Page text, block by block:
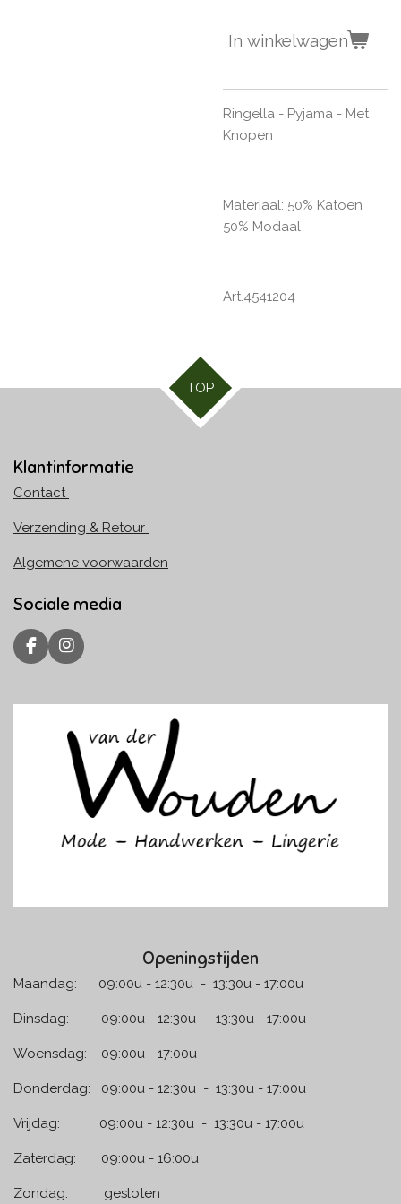
In winkelwagen
Ringella - Pyjama - Met
Knopen
Materiaal: 50% Katoen
50% Modaal
Art.4541204
TOP
Klantinformatie
Contact
Verzending & Retour
Algemene voorwaarden
Sociale media
F
a
e
I
n
t
g
r
a
m
Openingstijden
Maandag: 09:00u - 12:30u - 13:30u - 17:00u
Dinsdag: 09:00u - 12:30u - 13:30u - 17:00u
Woensdag: 09:00u - 17:00u
Donderdag: 09:00u - 12:30u - 13:30u - 17:00u
Vrijdag: 09:00u - 12:30u - 13:30u - 17:00u
Zaterdag: 09:00u - 16:00u
Zondag: gesloten